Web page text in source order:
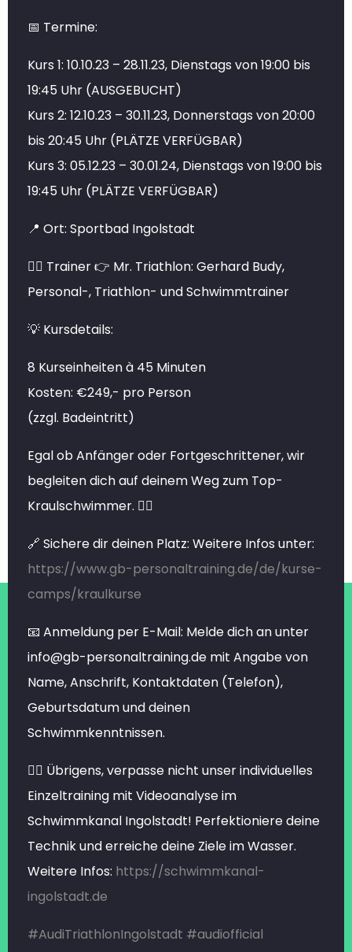
📅 Termine:
Kurs 1: 10.10.23 – 28.11.23, Dienstags von 19:00 bis
19:45 Uhr (AUSGEBUCHT)
Kurs 2: 12.10.23 – 30.11.23, Donnerstags von 20:00
bis 20:45 Uhr (PLÄTZE VERFÜGBAR)
Kurs 3: 05.12.23 – 30.01.24, Dienstags von 19:00 bis
19:45 Uhr (PLÄTZE VERFÜGBAR)
📍 Ort: Sportbad Ingolstadt
🏊‍♂️ Trainer 👉 Mr. Triathlon: Gerhard Budy,
Personal-, Triathlon- und Schwimmtrainer
💡 Kursdetails:
8 Kurseinheiten à 45 Minuten
Kosten: €249,- pro Person
(zzgl. Badeintritt)
Egal ob Anfänger oder Fortgeschrittener, wir
begleiten dich auf deinem Weg zum Top-
Kraulschwimmer. 🏊‍♂️
🔗 Sichere dir deinen Platz: Weitere Infos unter:
https://www.gb-personaltraining.de/de/kurse-
camps/kraulkurse
📧 Anmeldung per E-Mail: Melde dich an unter
info@gb-personaltraining.de mit Angabe von
Name, Anschrift, Kontaktdaten (Telefon),
Geburtsdatum und deinen
Schwimmkenntnissen.
🏊‍♂️ Übrigens, verpasse nicht unser individuelles
Einzeltraining mit Videoanalyse im
Schwimmkanal Ingolstadt! Perfektioniere deine
Technik und erreiche deine Ziele im Wasser.
Weitere Infos: https://schwimmkanal-
ingolstadt.de
#AudiTriathlonIngolstadt #audiofficial